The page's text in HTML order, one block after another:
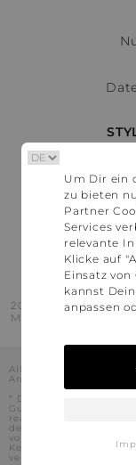
2016 - 2026 ©
Made for you with
Alle Preise inkl. der
Angaben ohne Gewähr.
* Die angezeigten
Gutschein-Codes auf
realisiert werden
der Gutschein-Codes
vorkommen, dass die
Kenntnisstand bei
verwendet werden
Um Dir ein
zu bieten
Partner
Services
relevante
Klicke auf
Einsatz von
kannst
anpassen